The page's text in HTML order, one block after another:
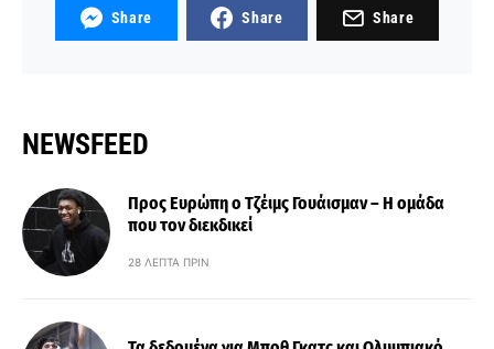
Share Share Share
NEWSFEED
Προς Ευρώπη ο Τζέιμς Γουάισμαν – Η ομάδα
που τον διεκδικεί
28 ΛΕΠΤΆ ΠΡΙΝ